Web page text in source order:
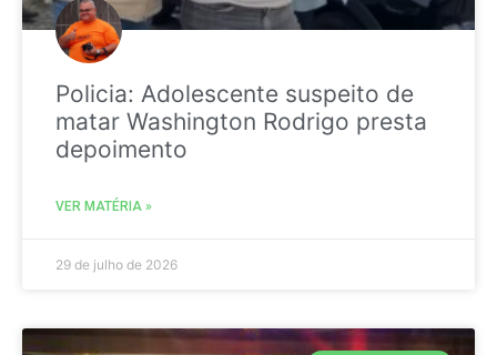
Policia: Adolescente suspeito de
matar Washington Rodrigo presta
depoimento
VER MATÉRIA »
29 de julho de 2026